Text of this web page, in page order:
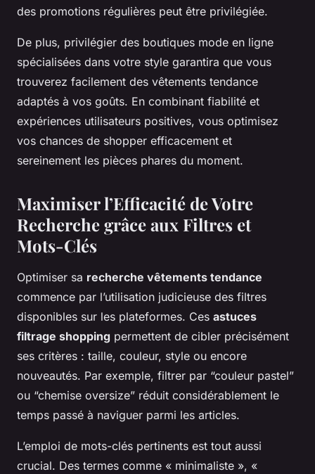
des promotions régulières peut être privilégiée.
De plus, privilégier des boutiques mode en ligne
spécialisées dans votre style garantira que vous
trouverez facilement des vêtements tendance
adaptés à vos goûts. En combinant fiabilité et
expériences utilisateurs positives, vous optimisez
vos chances de shopper efficacement et
sereinement les pièces phares du moment.
Maximiser l’Efficacité de Votre
Recherche grâce aux Filtres et
Mots-Clés
Optimiser sa recherche vêtements tendance
commence par l’utilisation judicieuse des filtres
disponibles sur les plateformes. Ces astuces
filtrage shopping permettent de cibler précisément
ses critères : taille, couleur, style ou encore
nouveautés. Par exemple, filtrer par “couleur pastel”
ou “chemise oversize” réduit considérablement le
temps passé à naviguer parmi les articles.
L’emploi de mots-clés pertinents est tout aussi
crucial. Des termes comme « minimaliste », «